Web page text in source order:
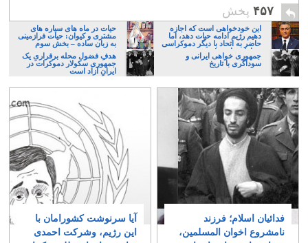
۴۵۷ پخش
این خودخواهی است که اجازه
دهیم رژیم ادامه حیات دهد، اما
حاضر به اتحاد با دیگر دموکراسی
خواهان نباشیم!
حیات در ماه های سیاره های
مشتری و کیوان: حیات فرازمینی
به زبان ساده – بخش سوم
جمهوری خواهی ایرانی و
سوداگری با تاریخ
هدفِ فضول محله برقراریِ یک
جمهوری سکولار دموکرات در
ایرانِ آزاد است
فدائیان اسلام؛ فرزند
نامشروع اخوان المسلمین،
آیا سرنوشت کشورامان با
این رژیم، وشرکت احمدی